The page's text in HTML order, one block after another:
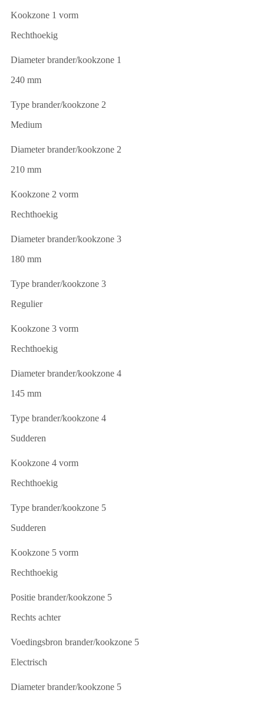
Kookzone 1 vorm
Rechthoekig
Diameter brander/kookzone 1
240 mm
Type brander/kookzone 2
Medium
Diameter brander/kookzone 2
210 mm
Kookzone 2 vorm
Rechthoekig
Diameter brander/kookzone 3
180 mm
Type brander/kookzone 3
Regulier
Kookzone 3 vorm
Rechthoekig
Diameter brander/kookzone 4
145 mm
Type brander/kookzone 4
Sudderen
Kookzone 4 vorm
Rechthoekig
Type brander/kookzone 5
Sudderen
Kookzone 5 vorm
Rechthoekig
Positie brander/kookzone 5
Rechts achter
Voedingsbron brander/kookzone 5
Electrisch
Diameter brander/kookzone 5